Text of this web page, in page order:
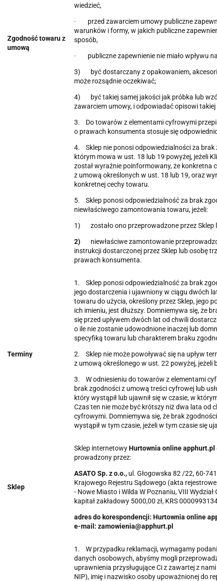
Zgodność towaru z
umową
wiedzieć,
· przed zawarciem umowy publiczne
warunków i formy, w jakich publiczne
sposób,
· publiczne zapewnienie nie miało wpływu
3) być dostarczany z opakowaniem,
może rozsądnie oczekiwać;
4) być takiej samej jakości jak próbka lub
zawarciem umowy, i odpowiadać opisowi
3. Do towarów z elementami cyfrowymi
o prawach konsumenta stosuje się
4. Sklep nie ponosi odpowiedzialności za
którym mowa w ust. 18 lub 19 powyżej, jeżeli
został wyraźnie poinformowany, że
z umową określonych w ust. 18 lub 19, oraz
konkretnej cechy towaru.
5. Sklep ponosi odpowiedzialność za brak
niewłaściwego zamontowania towaru, jeżeli:
1) zostało ono przeprowadzone przez Sklep
2) niewłaściwe zamontowanie
instrukcji dostarczonej przez Sklep lub osobę
prawach konsumenta.
Terminy
1. Sklep ponosi odpowiedzialność za brak
jego dostarczenia i ujawniony w ciągu dwóch
towaru do użycia, określony przez Sklep, jego
ich imieniu, jest dłuższy. Domniemywa się, że
się przed upływem dwóch lat od chwili
o ile nie zostanie udowodnione inaczej lub
specyfiką towaru lub charakterem braku
2. Sklep nie może powoływać się na upływ
z umową określonego w ust. 22 powyżej, jeżeli
3. W odniesieniu do towarów z elementami
brak zgodności z umową treści cyfrowej lub
który wystąpił lub ujawnił się w czasie, w
Czas ten nie może być krótszy niż dwa lata od
cyfrowymi. Domniemywa się, że brak
wystąpił w tym czasie, jeżeli w tym czasie się
Sklep
Sklep internetowyHurtownia online apphurt.pl
prowadzony przez:
ASATO Sp. z o.o., ul. Głogowska 82 /22, 60-
Krajowego Rejestru Sądowego (akta
- Nowe Miasto i Wilda W Poznaniu, VIII
kapitał zakładowy 5000,00 zł, KRS
adres do korespondencji: Hurtownia online
e-mail: zamowienia@apphurt.pl
1. W przypadku reklamacji, wymagamy
danych osobowych, abyśmy mogli
uprawnienia przysługujące Ci z zawartej z
NIP), imię i nazwisko osoby upoważnionej do